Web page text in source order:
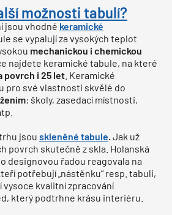
možnosti tabulí?
jsou vhodné keramické
se vypalují za vysokých teplot
mechanickou i chemickou
najdete keramické tabule, na které
povrch i 25 let . Keramické
pro své vlastnosti skvělé do
: školy, zasedací místnosti,
jsou skleněné tabule.Jak už
povrch skutečně z skla. Holanská
designovou řadou reagovala na
potřebují „nástěnku“ resp. tabuli,
vysoce kvalitní zpracování
který podtrhne krásu interiéru.